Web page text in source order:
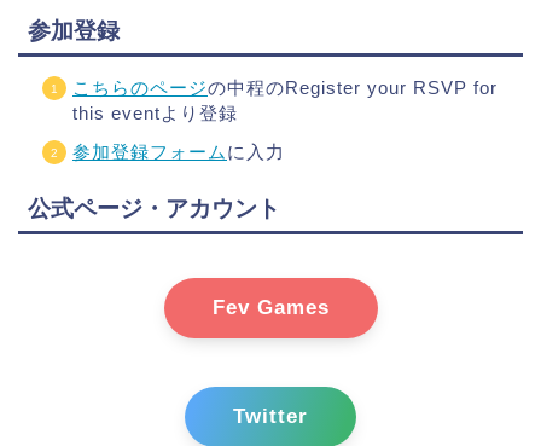
参加登録
こちらのページの中程のRegister your RSVP for
this eventより登録
参加登録フォーム に入力
公式ページ・アカウント
Fev Games
Twitter